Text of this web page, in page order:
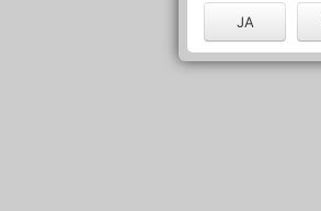
JA